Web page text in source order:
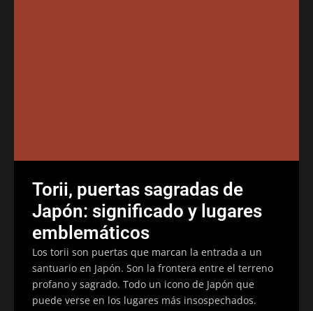
Torii, puertas sagradas de
Japón: significado y lugares
emblemáticos
Los torii son puertas que marcan la entrada a un
santuario en Japón. Son la frontera entre el terreno
profano y sagrado. Todo un icono de Japón que
puede verse en los lugares más insospechados.